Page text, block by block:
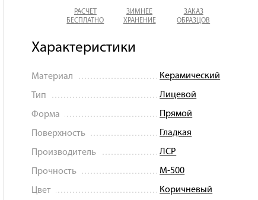
РАСЧЕТ
БЕСПЛАТНО
ЗИМНЕЕ
ХРАНЕНИЕ
ЗАКАЗ
ОБРАЗЦОВ
Характеристики
Материал Керамический
Тип Лицевой
Форма Прямой
Поверхность Гладкая
Производитель ЛСР
Прочность М-500
Цвет Коричневый